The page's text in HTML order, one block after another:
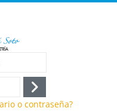
Acceder
o contraseña?